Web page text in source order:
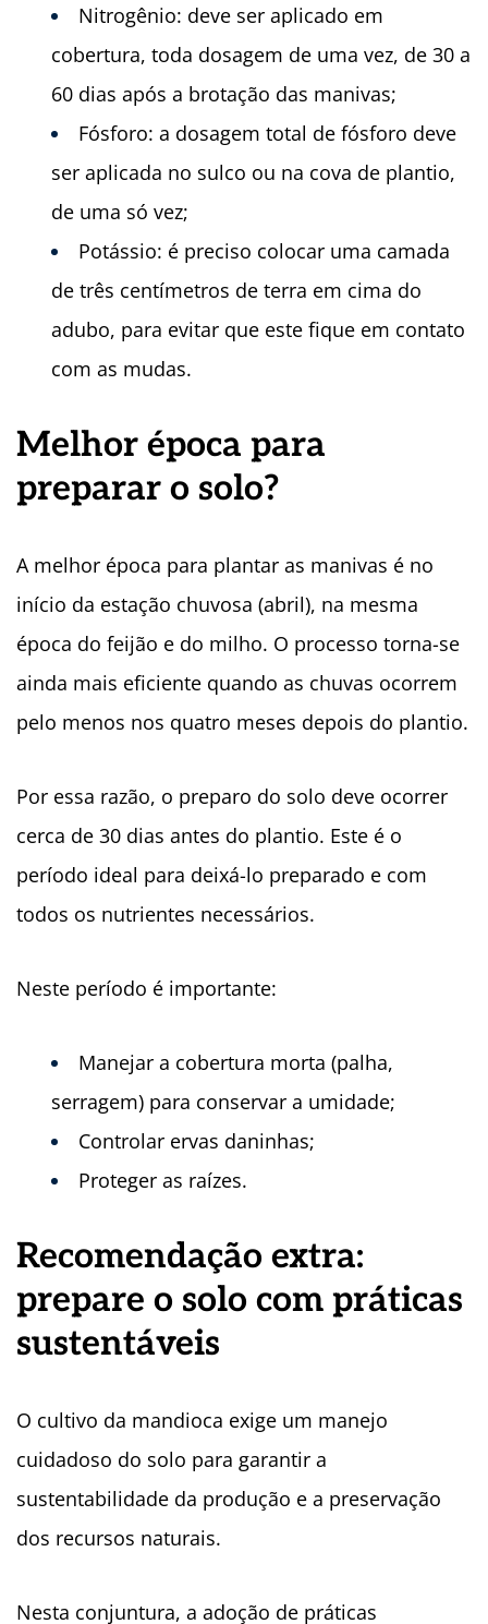
Nitrogênio: deve ser aplicado em
cobertura, toda dosagem de uma vez, de 30 a
60 dias após a brotação das manivas;
Fósforo: a dosagem total de fósforo deve
ser aplicada no sulco ou na cova de plantio,
de uma só vez;
Potássio: é preciso colocar uma camada
de três centímetros de terra em cima do
adubo, para evitar que este fique em contato
com as mudas.
Melhor época para
preparar o solo?
A melhor época para plantar as manivas é no
início da estação chuvosa (abril), na mesma
época do feijão e do milho. O processo torna-se
ainda mais eficiente quando as chuvas ocorrem
pelo menos nos quatro meses depois do plantio.
Por essa razão, o preparo do solo deve ocorrer
cerca de 30 dias antes do plantio. Este é o
período ideal para deixá-lo preparado e com
todos os nutrientes necessários.
Neste período é importante:
Manejar a cobertura morta (palha,
serragem) para conservar a umidade;
Controlar ervas daninhas;
Proteger as raízes.
Recomendação extra:
prepare o solo com práticas
sustentáveis
O cultivo da mandioca exige um manejo
cuidadoso do solo para garantir a
sustentabilidade da produção e a preservação
dos recursos naturais.
Nesta conjuntura, a adoção de práticas